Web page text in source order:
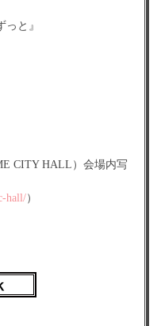
と』
CITY HALL）会場内写
hall/）
ー付